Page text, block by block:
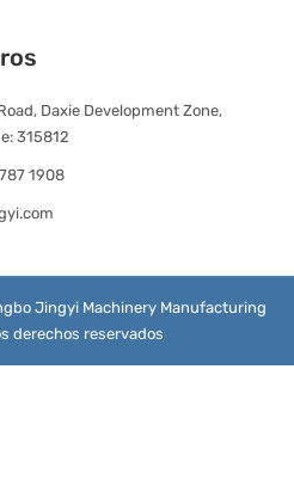
Daxie Development Zone,
315812
1908
Jingyi Machinery Manufacturing
derechos reservados